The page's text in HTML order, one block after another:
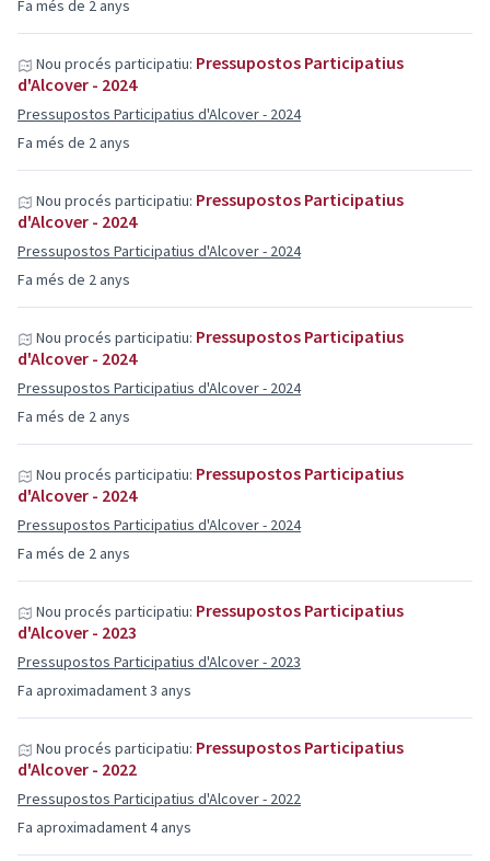
Fa més de 2 anys
Fa més de 2 anys
Nou procés participatiu: Pressupostos Participatius
d'Alcover - 2024
Pressupostos Participatius d'Alcover - 2024
Fa més de 2 anys
Nou procés participatiu: Pressupostos Participatius
d'Alcover - 2024
Pressupostos Participatius d'Alcover - 2024
Fa més de 2 anys
Nou procés participatiu: Pressupostos Participatius
d'Alcover - 2024
Pressupostos Participatius d'Alcover - 2024
Fa més de 2 anys
Nou procés participatiu: Pressupostos Participatius
d'Alcover - 2024
Pressupostos Participatius d'Alcover - 2024
Fa aproximadament 3 anys
Nou procés participatiu: Pressupostos Participatius
d'Alcover - 2023
Pressupostos Participatius d'Alcover - 2023
Fa aproximadament 4 anys
Nou procés participatiu: Pressupostos Participatius
d'Alcover - 2022
Pressupostos Participatius d'Alcover - 2022